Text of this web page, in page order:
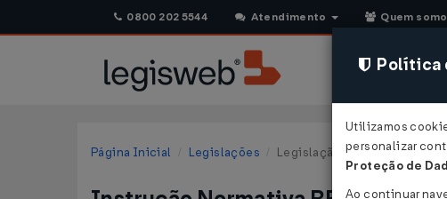
0800 202 5544 Atendimento Quem
Página Inicial Legislações Legislação Federal
Política
Utilizamos
personalizar
Proteção de
Ao continuar